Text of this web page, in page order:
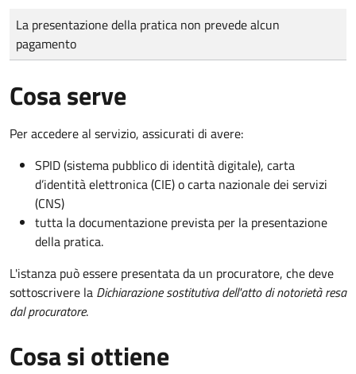
Tipo di pagamento
Importo
La presentazione della pratica non prevede alcun
pagamento
Cosa serve
Per accedere al servizio, assicurati di avere:
SPID (sistema pubblico di identità digitale), carta
d’identità elettronica (CIE) o carta nazionale dei servizi
(CNS)
tutta la documentazione prevista per la presentazione
della pratica.
L'istanza può essere presentata da un procuratore, che deve
sottoscrivere la Dichiarazione sostitutiva dell'atto di notorietà resa
dal procuratore.
Cosa si ottiene